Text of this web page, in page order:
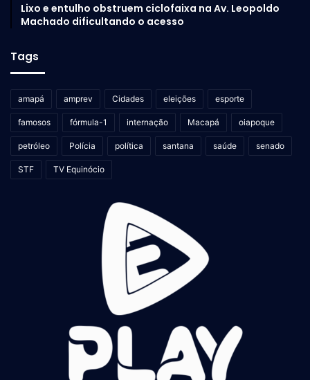
Lixo e entulho obstruem ciclofaixa na Av. Leopoldo
Machado dificultando o acesso
Tags
amapá amprev Cidades eleições esporte
famosos fórmula-1 internação Macapá oiapoque
petróleo Polícia política santana saúde senado
STF TV Equinócio